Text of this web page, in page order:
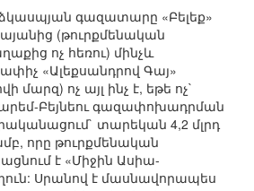
գազատարը «Բելեք»
(թուրքմենական
ոչ հեռու) մինչև
«Ալեքսանդրով Գայ»
մարզ) ոչ այլ ինչ է, եթե ոչ`
Բեյնեու գազափոխադրման
տարեկան 4,2 մլրդ
որը թուրքմենական
է «Միջին Ասիա-
Սրանով է մասնավորապես